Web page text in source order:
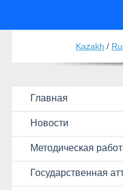
Kazakh /
Главная
Новости
Методическая
Государственная